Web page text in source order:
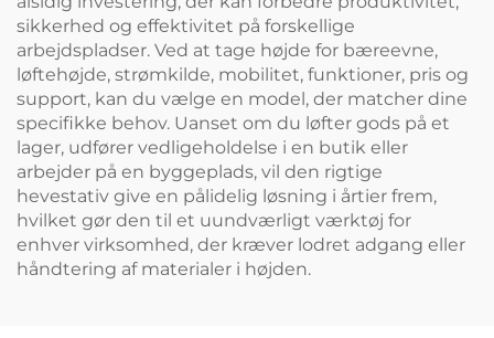
sikkerhed og effektivitet på forskellige
arbejdspladser. Ved at tage højde for bæreevne,
løftehøjde, strømkilde, mobilitet, funktioner, pris og
support, kan du vælge en model, der matcher dine
specifikke behov. Uanset om du løfter gods på et
lager, udfører vedligeholdelse i en butik eller
arbejder på en byggeplads, vil den rigtige
hevestativ give en pålidelig løsning i årtier frem,
hvilket gør den til et uundværligt værktøj for
enhver virksomhed, der kræver lodret adgang eller
håndtering af materialer i højden.